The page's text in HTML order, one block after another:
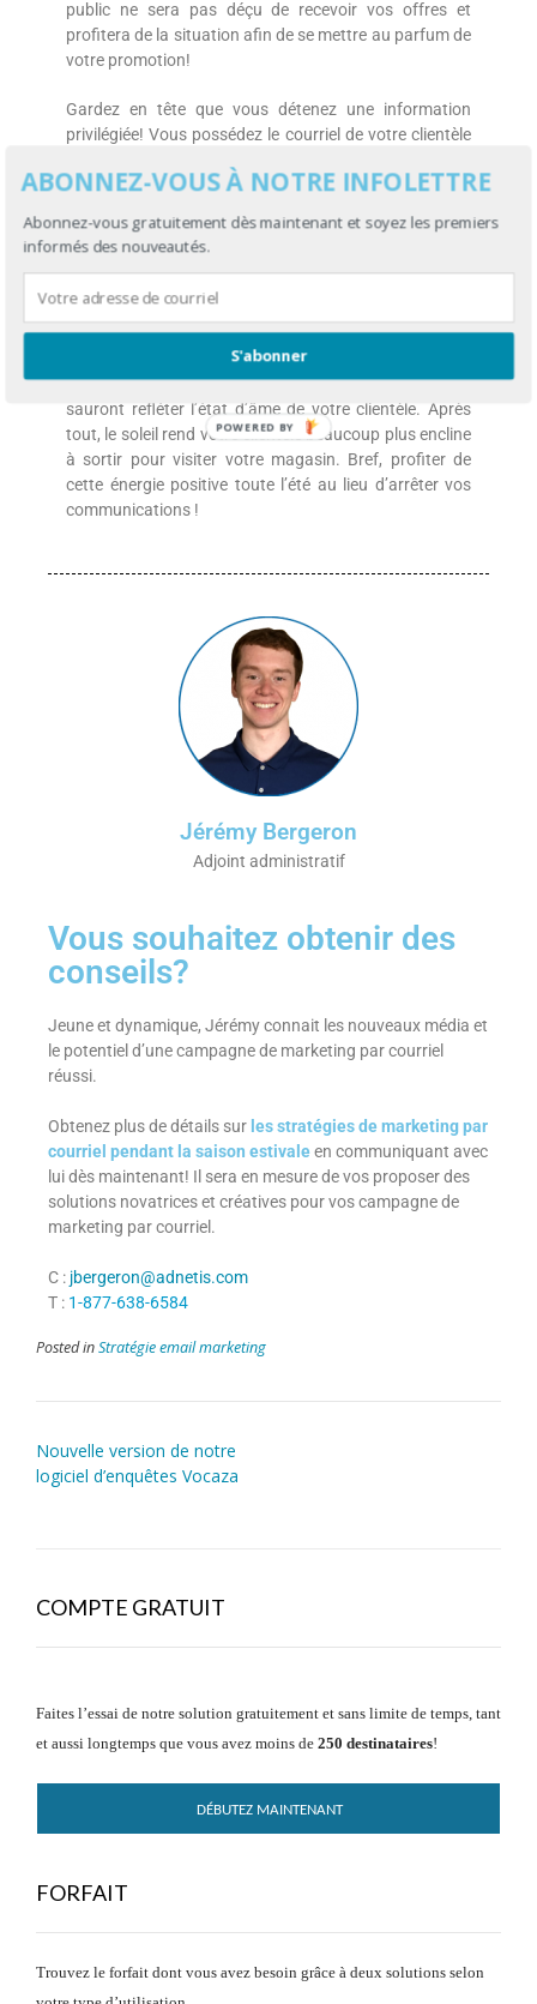
public ne sera pas déçu de recevoir vos offres et
profitera de la situation afin de se mettre au parfum de
votre promotion!
Gardez en tête que vous détenez une information
privilégiée! Vous possédez le courriel de votre clientèle
plus personnelle en tout temps grâce au mobile.
Songez àadapter vos courriels à l’écran d’un
téléphone mobile . De plus, assurez-vous d’y véhiculer
style de vie décontracté et amusant des destinataires
pendant l’été, et vous serez voué au succès!
Optez pour des couleurs chaudes et des images qui
sauront refléter l’état d’âme de votre clientèle. Après
tout, le soleil rend votre clientèle beaucoup plus encline
à sortir pour visiter votre magasin. Bref, profiter de
cette énergie positive toute l’été au lieu d’arrêter vos
communications !
Jérémy Bergeron
Adjoint administratif
Vous souhaitez obtenir des
conseils?
Jeune et dynamique, Jérémy connait les nouveaux média et
le potentiel d’une campagne de marketing par courriel
réussi.
Obtenez plus de détails sur les stratégies de marketing par
courriel pendant la saison estivaleen communiquant avec
lui dès maintenant! Il sera en mesure de vos proposer des
solutions novatrices et créatives pour vos campagne de
marketing par courriel.
C : jbergeron@adnetis.com
T : 1-877-638-6584
Posted inStratégie email marketing
Nouvelle version de notre
logiciel d’enquêtes Vocaza
COMPTE GRATUIT
Faites l’essai de notre solution gratuitement et sans limite de temps, tant
et aussi longtemps que vous avez moins de 250 destinataires!
DÉBUTEZ MAINTENANT
FORFAIT
Trouvez le forfait dont vous avez besoin grâce à deux solutions selon
ABONNEZ-VOUS À NOTRE INFOLETTRE
Abonnez-vous gratuitement dès maintenant et soyez les premiers
informés des nouveautés.
S'abonner
POWERED BY